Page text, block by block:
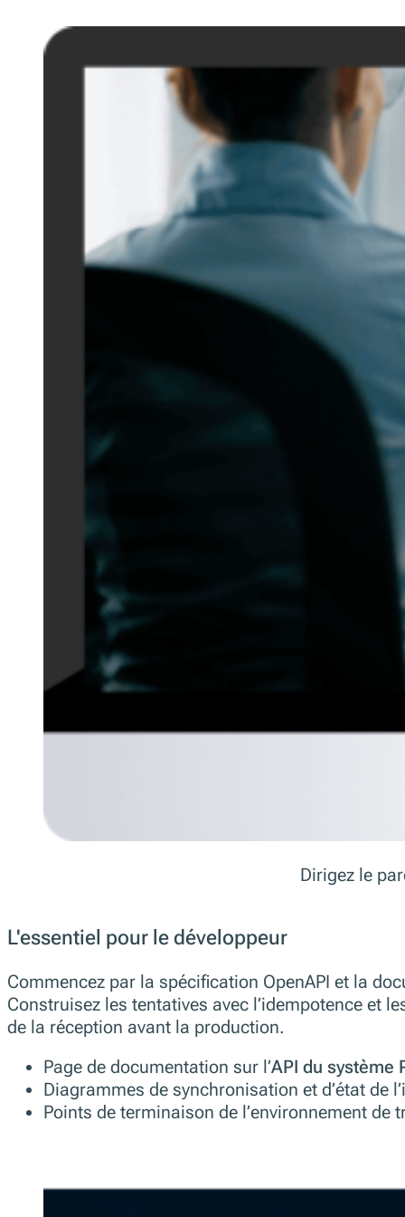
Dirigez le
L'essentiel pour le développeur
Commencez par la spécification OpenAPI et la
Construisez les tentatives avec l’idempotence et
de la réception avant la production.
Page de documentation sur l’API du système
Diagrammes de synchronisation et d’état de
Points de terminaison de l’environnement